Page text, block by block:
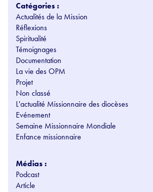
Catégories :
Actualités de la Mission
Réflexions
Spiritualité
Témoignages
Documentation
La vie des OPM
Projet
Non classé
L'actualité Missionnaire des diocèses
Evénement
Semaine Missionnaire Mondiale
Enfance missionnaire
Médias :
Podcast
Article